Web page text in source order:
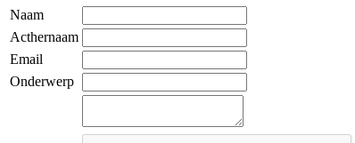
Naam
Acthernaam
Email
Onderwerp